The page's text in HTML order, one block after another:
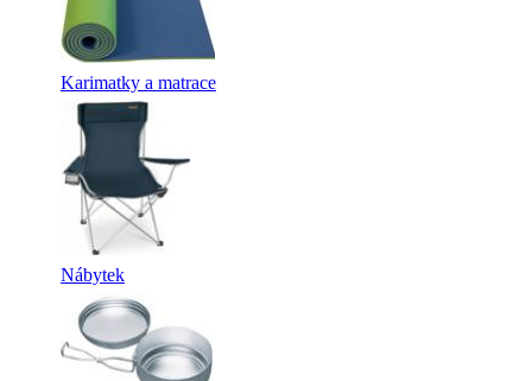
Karimatky a matrace
Nábytek